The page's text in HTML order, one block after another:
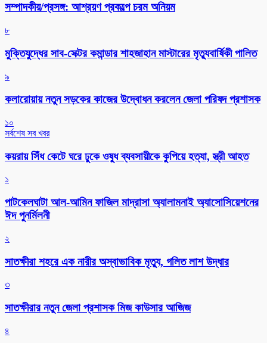
সম্পাদকীয়/প্রসঙ্গ: আশ্রয়ণ প্রকল্পে চরম অনিয়ম
৮
মুক্তিযুদ্ধের সাব-সেক্টর কমান্ডার শাহজাহান মাস্টারের মৃত্যুবার্ষিকী পালিত
৯
কলারোয়ায় নতুন সড়কের কাজের উদ্বোধন করলেন জেলা পরিষদ প্রশাসক
১০
সর্বশেষ সব খবর
কয়রায় সিঁধ কেটে ঘরে ঢুকে ওষুধ ব্যবসায়ীকে কুপিয়ে হত্যা, স্ত্রী আহত
১
পাটকেলঘাটা আল-আমিন ফাজিল মাদ্রাসা অ্যালামনাই অ্যাসোসিয়েশনের
ঈদ পুনর্মিলনী
২
সাতক্ষীরা শহরে এক নারীর অস্বাভাবিক মৃত্যু, গলিত লাশ উদ্ধার
৩
সাতক্ষীরার নতুন জেলা প্রশাসক মিজ কাউসার আজিজ
৪